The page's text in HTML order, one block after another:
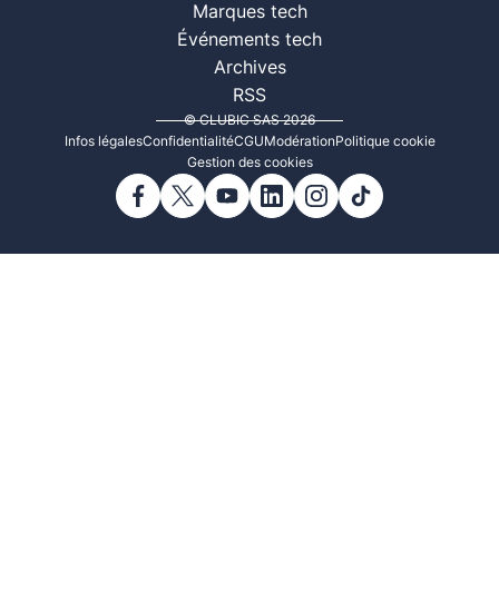
Marques tech
Événements tech
Archives
RSS
© CLUBIC SAS 2026
Infos légalesConfidentialitéCGUModérationPolitique cookie
Gestion des cookies